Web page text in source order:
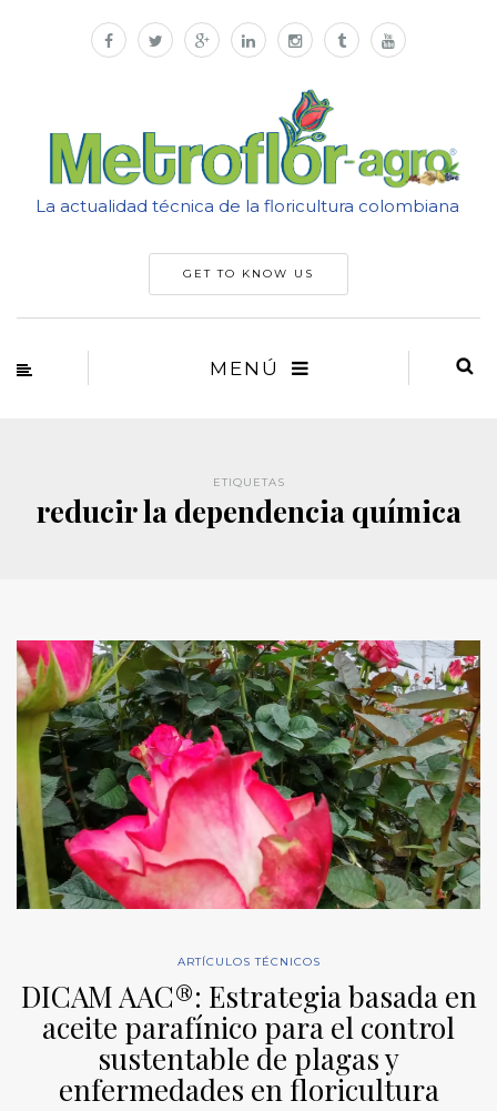
La actualidad técnica de la floricultura colombiana
GET TO KNOW US
MENÚ
ETIQUETAS
reducir la dependencia química
ARTÍCULOS TÉCNICOS
DICAM AAC®: Estrategia basada en
aceite parafínico para el control
sustentable de plagas y
enfermedades en floricultura